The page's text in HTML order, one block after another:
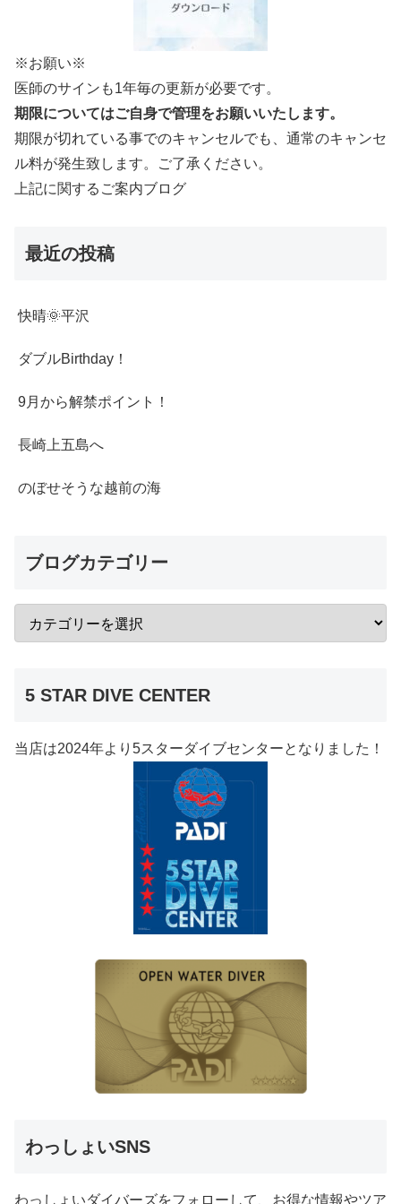
※お願い※
医師のサインも1年毎の更新が必要です。
期限についてはご自身で管理をお願いいたします。
期限が切れている事でのキャンセルでも、通常のキャンセ
ル料が発生致します。ご了承ください。
上記に関するご案内ブログ
最近の投稿
快晴🌞平沢
ダブルBirthday！
9月から解禁ポイント！
長崎上五島へ
のぼせそうな越前の海
ブログカテゴリー
5 STAR DIVE CENTER
当店は2024年より5スターダイブセンターとなりました！
わっしょいSNS
わっしょいダイバーズをフォローして、お得な情報やツア